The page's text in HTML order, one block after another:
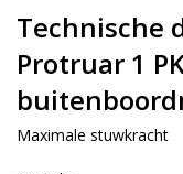
Technische
Protruar 1
Maximale stuwkracht